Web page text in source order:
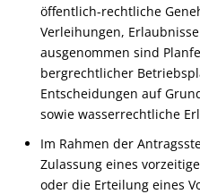
öffentlich-rechtliche
Verleihungen,
ausgenommen sind
bergrechtlicher
Entscheidungen auf
sowie wasserrechtliche
Im Rahmen der
Zulassung eines
oder die Erteilung eines